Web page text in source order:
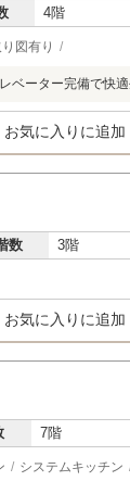
4階
図有り
ーター完備で快適
お気に入りに追加
数 3階
お気に入りに追加
7階
システムキッチン